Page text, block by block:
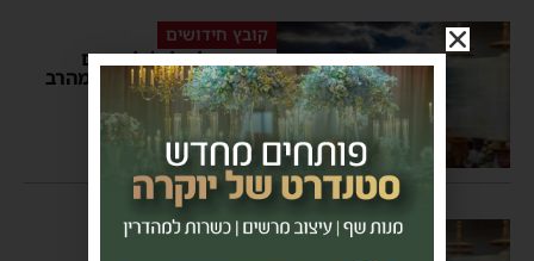
קובץ חידושים
פרשת שלח לך | ליקוטים
נפלאים לפרשת השבוע מהרב
ברוך רובין שליט"א
אביב נחשוני 20:00
קובץ חידושים